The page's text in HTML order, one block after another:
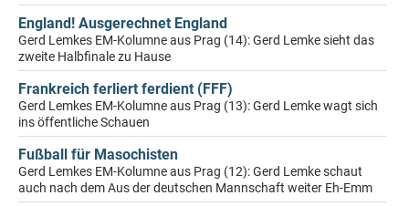
England! Ausgerechnet England
Gerd Lemkes EM-Kolumne aus Prag (14): Gerd Lemke sieht das
zweite Halbfinale zu Hause
Frankreich ferliert ferdient (FFF)
Gerd Lemkes EM-Kolumne aus Prag (13): Gerd Lemke wagt sich
ins öffentliche Schauen
Fußball für Masochisten
Gerd Lemkes EM-Kolumne aus Prag (12): Gerd Lemke schaut
auch nach dem Aus der deutschen Mannschaft weiter Eh-Emm